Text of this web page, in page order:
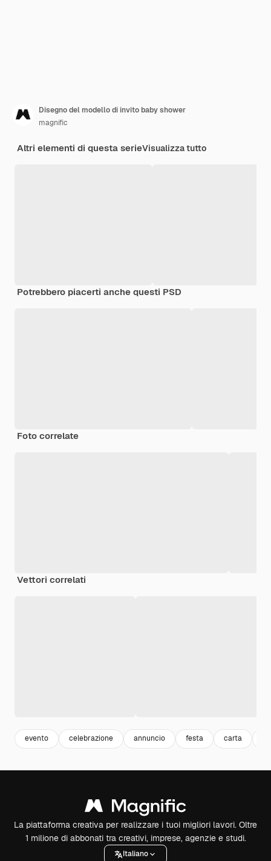
Disegno del modello di invito baby shower
magnific
Altri elementi di questa serieVisualizza tutto
Potrebbero piacerti anche questi PSD
Foto correlate
Vettori correlati
evento celebrazione annuncio festa carta
La piattaforma creativa per realizzare i tuoi migliori lavori. Oltre
1 milione di abbonati tra creativi, imprese, agenzie e studi.
Italiano